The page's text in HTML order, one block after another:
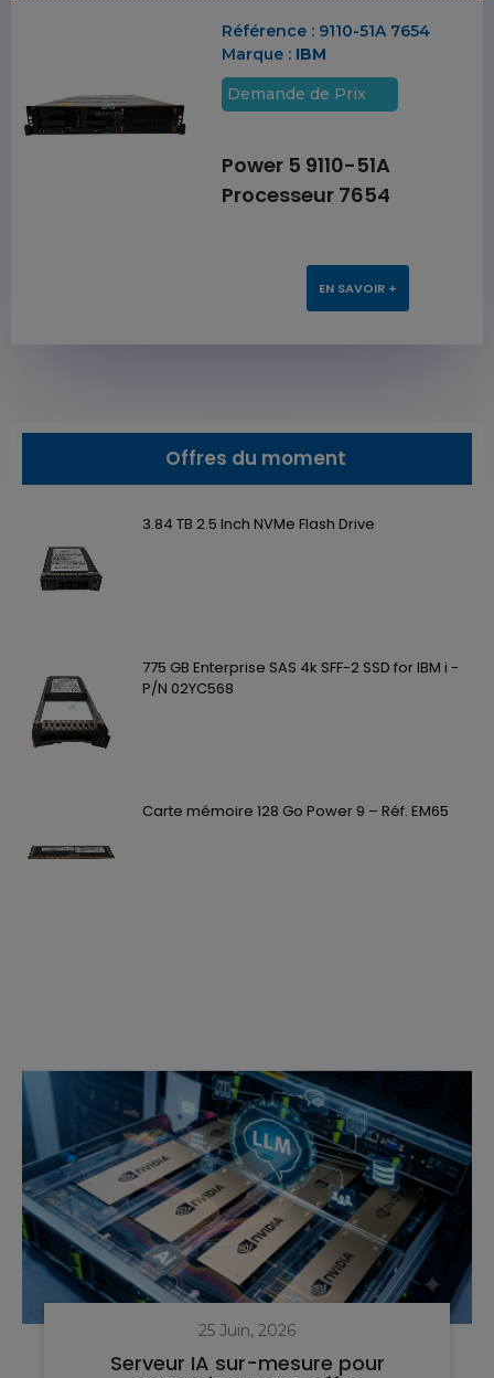
Référence : 9110-51A 7654
Marque : IBM
Demande de Prix
Power 5 9110-51A
Processeur 7654
EN SAVOIR +
Offres du moment
3.84 TB 2.5 Inch NVMe Flash Drive
775 GB Enterprise SAS 4k SFF-2 SSD for IBM i -
P/N 02YC568
Carte mémoire 128 Go Power 9 – Réf. EM65
25 Juin, 2026
Serveur IA sur-mesure pour